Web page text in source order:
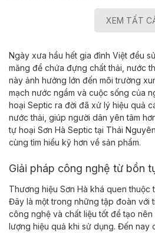
XEM TẤT
Ngày xưa hầu hết gia đình Việt đều
măng để chứa đựng chất thải, nước
này ảnh hưởng lớn đến môi trường
mạch nước ngầm và cuộc sống của
hoại Septic ra đời đã xử lý hiệu quả
nước thải, giúp người dân yên tâm
tự hoại Sơn Hà Septic tại Thái
cùng tìm hiểu kỹ hơn về sản phẩm.
Giải pháp công nghệ từ bồn
Thương hiệu Sơn Hà khá quen thuộc
Đây là một trong những tập đoàn với
công nghệ và chất liệu tốt để tạo
lượng hiệu quả khi sử dụng. Đến nay